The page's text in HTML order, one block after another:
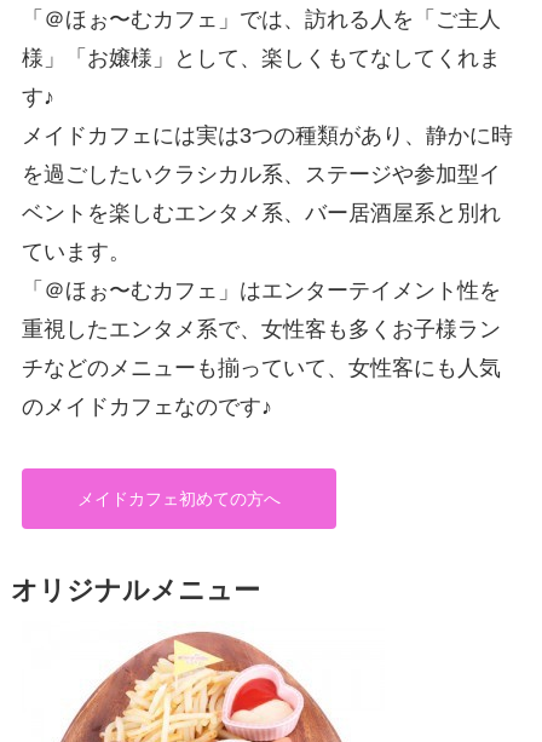
「＠ほぉ〜むカフェ」では、訪れる人を「ご主人
様」「お嬢様」として、楽しくもてなしてくれま
す♪
メイドカフェには実は3つの種類があり、静かに時
を過ごしたいクラシカル系、ステージや参加型イ
ベントを楽しむエンタメ系、バー居酒屋系と別れ
ています。
「＠ほぉ〜むカフェ」はエンターテイメント性を
重視したエンタメ系で、女性客も多くお子様ラン
チなどのメニューも揃っていて、女性客にも人気
のメイドカフェなのです♪
メイドカフェ初めての方へ
オリジナルメニュー